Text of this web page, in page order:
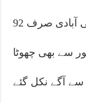
کے سال بعد ہواوہ اسرائیل جس کی آبادی صرف 92
سے بھی چھوٹا
سے آگے نکل گئے